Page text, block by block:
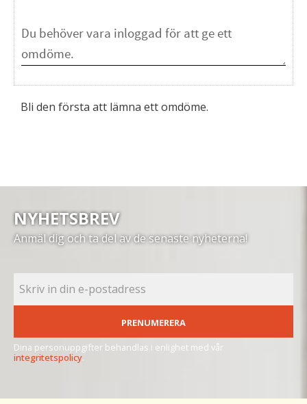
Bli den första att lämna ett omdöme.
NYHETSBREV
Anmäl dig och ta del av de senaste nyheterna!
PRENUMERERA
Dina personuppgifter behandlas i enlighet med vår
integritetspolicy.